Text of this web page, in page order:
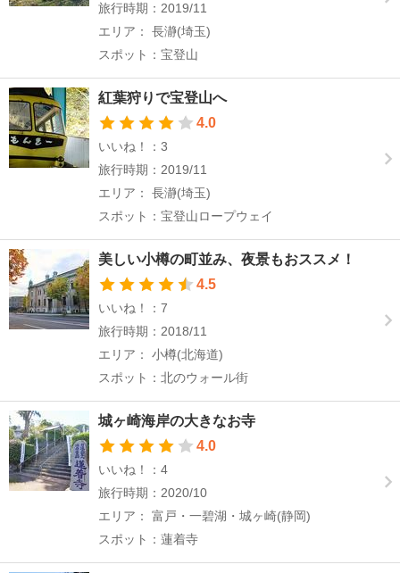
旅行時期：2019/11
エリア： 長瀞(埼玉)
スポット：宝登山
紅葉狩りで宝登山へ
4.0
いいね！：3
旅行時期：2019/11
エリア： 長瀞(埼玉)
スポット：宝登山ロープウェイ
美しい小樽の町並み、夜景もおススメ！
4.5
いいね！：7
旅行時期：2018/11
エリア： 小樽(北海道)
スポット：北のウォール街
城ヶ崎海岸の大きなお寺
4.0
いいね！：4
旅行時期：2020/10
エリア： 富戸・一碧湖・城ヶ崎(静岡)
スポット：蓮着寺